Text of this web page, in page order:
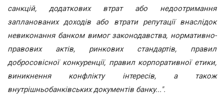
санкцій, додаткових втрат або недоотримання
запланованих доходів або втрати репутації внаслідок
невиконання банком вимог законодавства, нормативно-
правових актів, ринкових стандартів, правил
добросовісної конкуренції, правил корпоративної етики,
виникнення конфлікту інтересів, а також
внутрішньобанківських документів банку...".